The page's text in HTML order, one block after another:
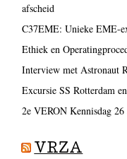
afscheid
C37EME: Unieke EME-
Ethiek en
Interview met Astronaut
Excursie SS Rotterdam
2e VERON Kennisdag 26
VRZA